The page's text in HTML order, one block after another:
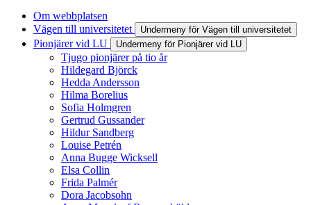
Om webbplatsen
Vägen till universitetet
Undermeny för Vägen till universitetet
Pionjärer vid LU Undermeny för Pionjärer vid LU
Tjugo pionjärer på tio år
Hildegard Björck
Hedda Andersson
Hilma Borelius
Sofia Holmgren
Gertrud Gussander
Hildur Sandberg
Louise Petrén
Anna Bugge Wicksell
Elsa Collin
Frida Palmér
Dora Jacobsohn